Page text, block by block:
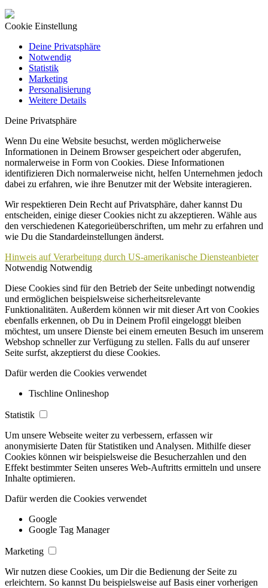
Cookie Einstellung
Deine Privatsphäre
Notwendig
Statistik
Marketing
Personalisierung
Weitere Details
Deine Privatsphäre
Wenn Du eine Website besuchst, werden möglicherweise
Informationen in Deinem Browser gespeichert oder abgerufen,
normalerweise in Form von Cookies. Diese Informationen
identifizieren Dich normalerweise nicht, helfen Unternehmen jedoch
dabei zu erfahren, wie ihre Benutzer mit der Website interagieren.
Wir respektieren Dein Recht auf Privatsphäre, daher kannst Du
entscheiden, einige dieser Cookies nicht zu akzeptieren. Wähle aus
den verschiedenen Kategorieüberschriften, um mehr zu erfahren und
wie Du die Standardeinstellungen änderst.
Hinweis auf Verarbeitung durch US-amerikanische Diensteanbieter
Notwendig Notwendig
Diese Cookies sind für den Betrieb der Seite unbedingt notwendig
und ermöglichen beispielsweise sicherheitsrelevante
Funktionalitäten. Außerdem können wir mit dieser Art von Cookies
ebenfalls erkennen, ob Du in Deinem Profil eingeloggt bleiben
möchtest, um unsere Dienste bei einem erneuten Besuch im unserem
Webshop schneller zur Verfügung zu stellen. Falls du auf unserer
Seite surfst, akzeptierst du diese Cookies.
Dafür werden die Cookies verwendet
Tischline Onlineshop
Statistik
Um unsere Webseite weiter zu verbessern, erfassen wir
anonymisierte Daten für Statistiken und Analysen. Mithilfe dieser
Cookies können wir beispielsweise die Besucherzahlen und den
Effekt bestimmter Seiten unseres Web-Auftritts ermitteln und unsere
Inhalte optimieren.
Dafür werden die Cookies verwendet
Google
Google Tag Manager
Marketing
Wir nutzen diese Cookies, um Dir die Bedienung der Seite zu
erleichtern. So kannst Du beispielsweise auf Basis einer vorherigen